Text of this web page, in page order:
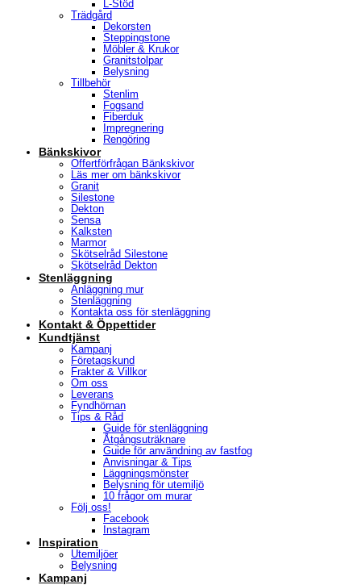
L-Stöd
Trädgård
Dekorsten
Steppingstone
Möbler & Krukor
Granitstolpar
Belysning
Tillbehör
Stenlim
Fogsand
Fiberduk
Impregnering
Rengöring
Bänkskivor
Offertförfrågan Bänkskivor
Läs mer om bänkskivor
Granit
Silestone
Dekton
Sensa
Kalksten
Marmor
Skötselråd Silestone
Skötselråd Dekton
Stenläggning
Anläggning mur
Stenläggning
Kontakta oss för stenläggning
Kontakt & Öppettider
Kundtjänst
Kampanj
Företagskund
Frakter & Villkor
Om oss
Leverans
Fyndhörnan
Tips & Råd
Guide för stenläggning
Åtgångsuträknare
Guide för användning av fastfog
Anvisningar & Tips
Läggningsmönster
Belysning för utemiljö
10 frågor om murar
Följ oss!
Facebook
Instagram
Inspiration
Utemiljöer
Belysning
Kampanj